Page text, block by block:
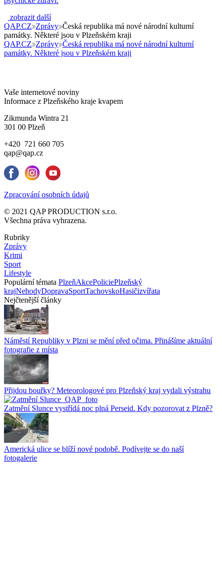
zobrazit další
QAP.CZ Zprávy Česká republika má nové národní kulturní
památky. Některé jsou v Plzeňském kraji
QAP.CZ Zprávy Česká republika má nové národní kulturní
památky. Některé jsou v Plzeňském kraji
Vaše internetové noviny
Informace z Plzeňského kraje kvapem
Zikmunda Wintra 21
301 00 Plzeň
+420 721 660 705
qap@qap.cz
Zpracování osobních údajů
© 2021 QAP PRODUCTION s.r.o.
Všechna práva vyhrazena.
Rubriky
Zprávy
Krimi
Sport
Lifestyle
Populární témata PlzeňAkcePoliciePlzeňský
krajNehodyDopravaSportTachovskoHasičizvířata
Nejčtenější články
Náměstí Republiky v Plzni se mění před očima. Přinášíme aktuální
fotografie z místa
Přijdou bouřky? Meteorologové pro Plzeňský kraj vydali výstrahu
Zatmění Slunce vystřídá noc plná Perseid. Kdy pozorovat z Plzně?
Americká ulice se blíží nové podobě. Podívejte se do naší
fotogalerie